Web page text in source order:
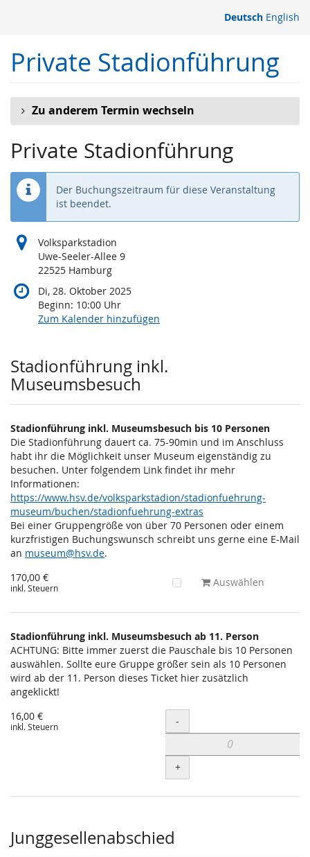
springen
Deutsch English
Private Stadionführung
Zu anderem Termin wechseln
Private Stadionführung
Der Buchungszeitraum für diese Veranstaltung
ist beendet.
Volksparkstadion
Uwe-Seeler-Allee 9
22525 Hamburg
Di, 28. Oktober 2025
Beginn: 10:00 Uhr
Zum Kalender hinzufügen
Produkte
Stadionführung inkl.
Museumsbesuch
Stadionführung inkl. Museumsbesuch bis 10 Personen
Die Stadionführung dauert ca. 75-90min und im Anschluss
habt ihr die Möglichkeit unser Museum eigenständig zu
besuchen. Unter folgendem Link findet ihr mehr
Informationen:
https://www.hsv.de/volksparkstadion/stadionfuehrung-
museum/buchen/stadionfuehrung-extras
Bei einer Gruppengröße von über 70 Personen oder einem
kurzfristigen Buchungswunsch schreibt uns gerne eine E-Mail
an museum@hsv.de.
170,00 €
inkl. Steuern Auswählen
Stadionführung inkl. Museumsbesuch ab 11. Person
ACHTUNG: Bitte immer zuerst die Pauschale bis 10 Personen
auswählen. Sollte eure Gruppe größer sein als 10 Personen
wird ab der 11. Person dieses Ticket hier zusätzlich
angeklickt!
16,00 €
inkl. Steuern Menge
-
+
Junggesellenabschied